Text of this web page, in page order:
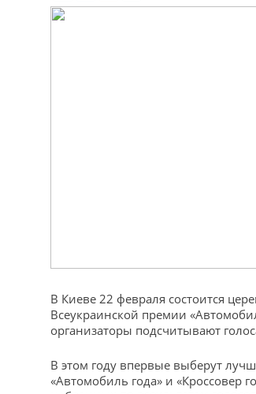
В Киеве 22 февраля состоится
Всеукраинской премии
организаторы подсчитывают
В этом году впервые выберут
«Автомобиль года» и «Кроссовер